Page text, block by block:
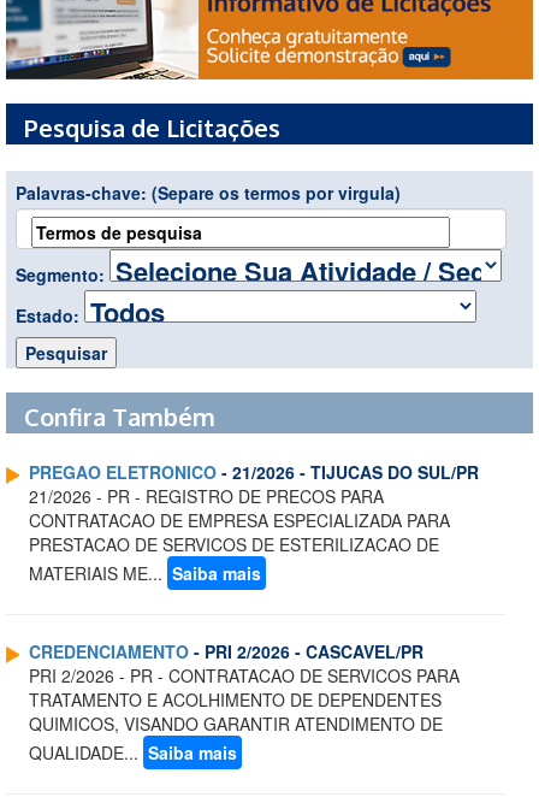
Pesquisa de Licitações
Palavras-chave: (Separe os termos por virgula)
Segmento:
Estado:
Confira Também
PREGAO ELETRONICO - 21/2026 - TIJUCAS DO SUL/PR
21/2026 - PR - REGISTRO DE PRECOS PARA
CONTRATACAO DE EMPRESA ESPECIALIZADA PARA
PRESTACAO DE SERVICOS DE ESTERILIZACAO DE
MATERIAIS ME... Saiba mais
CREDENCIAMENTO - PRI 2/2026 - CASCAVEL/PR
PRI 2/2026 - PR - CONTRATACAO DE SERVICOS PARA
TRATAMENTO E ACOLHIMENTO DE DEPENDENTES
QUIMICOS, VISANDO GARANTIR ATENDIMENTO DE
QUALIDADE... Saiba mais